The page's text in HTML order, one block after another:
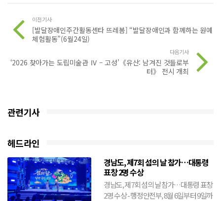
이전기사
[발달장애인주간활동센타 뜨레봄] “발달장애인과 함께하는 원예
체험활동”(6월24일)
다음기사
‘2026 찾아가는 도립미술관 Ⅳ – 고성’《유산: 남겨진 것들로부
터》 전시 개최
관련기사
헤드라인
경남도, 제7회 섬의 날 참가…대통령
표창 2명 수상
경남도, 제7회 섬의 날 참가…대통령 표창
2명 수상 - 행정안전부, 8월 6일부터 9일까